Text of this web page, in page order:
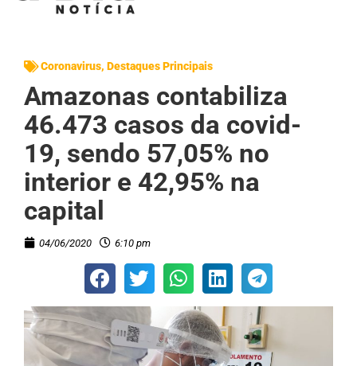
Coronavirus, Destaques Principais
Amazonas contabiliza
46.473 casos da covid-
19, sendo 57,05% no
interior e 42,95% na
capital
04/06/2020 6:10 pm